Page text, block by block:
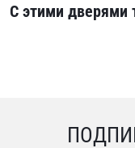
С этими дверями